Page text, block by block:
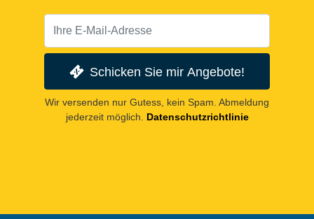
Schicken Sie mir Angebote!
Wir versenden nur Gutess, kein Spam. Abmeldung
jederzeit möglich.
Datenschutzrichtlinie